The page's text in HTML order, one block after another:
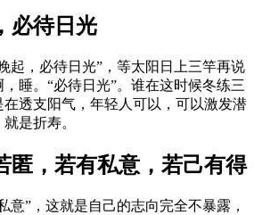
必待日光
起，必待日光”，等太阳日上三竿再说
睡。“必待日光”。谁在这时候冬练三
透支阳气，年轻人可以，可以激发潜
是折寿。
匿，若有私意，若己有得
意”，这就是自己的志向完全不暴露，